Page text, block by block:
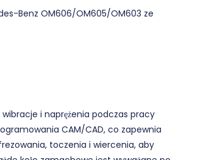
Benz OM606/OM605/OM603 ze
i naprężenia podczas pracy
CAM/CAD, co zapewnia
toczenia i wiercenia, aby